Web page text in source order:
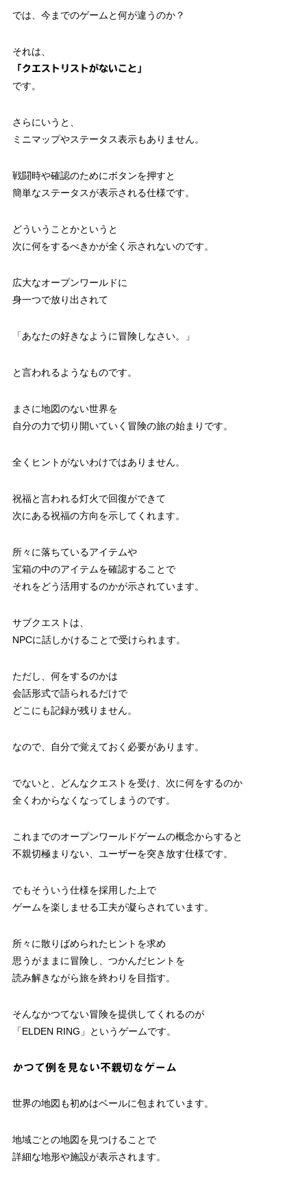
では、今までのゲームと何が違うのか？
それは、
「クエストリストがないこと」
です。
さらにいうと、
ミニマップやステータス表示もありません。
戦闘時や確認のためにボタンを押すと
簡単なステータスが表示される仕様です。
どういうことかというと
次に何をするべきかが全く示されないのです。
広大なオープンワールドに
身一つで放り出されて
「あなたの好きなように冒険しなさい。」
と言われるようなものです。
まさに地図のない世界を
自分の力で切り開いていく冒険の旅の始まりです。
全くヒントがないわけではありません。
祝福と言われる灯火で回復ができて
次にある祝福の方向を示してくれます。
所々に落ちているアイテムや
宝箱の中のアイテムを確認することで
それをどう活用するのかが示されています。
サブクエストは、
NPCに話しかけることで受けられます。
ただし、何をするのかは
会話形式で語られるだけで
どこにも記録が残りません。
なので、自分で覚えておく必要があります。
でないと、どんなクエストを受け、次に何をするのか
全くわからなくなってしまうのです。
これまでのオープンワールドゲームの概念からすると
不親切極まりない、ユーザーを突き放す仕様です。
でもそういう仕様を採用した上で
ゲームを楽しませる工夫が凝らされています。
所々に散りばめられたヒントを求め
思うがままに冒険し、つかんだヒントを
読み解きながら旅を終わりを目指す。
そんなかつてない冒険を提供してくれるのが
「ELDEN RING」というゲームです。
かつて例を見ない不親切なゲーム
世界の地図も初めはベールに包まれています。
地域ごとの地図を見つけることで
詳細な地形や施設が表示されます。